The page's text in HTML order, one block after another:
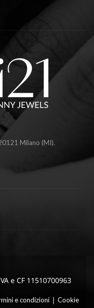
Milano (MI).
e CF 11510700963
e condizioni | Cookie